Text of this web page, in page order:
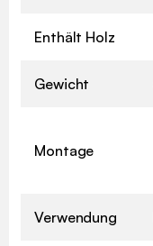
Enthält Holz
Gewicht
Montage
Verwendung